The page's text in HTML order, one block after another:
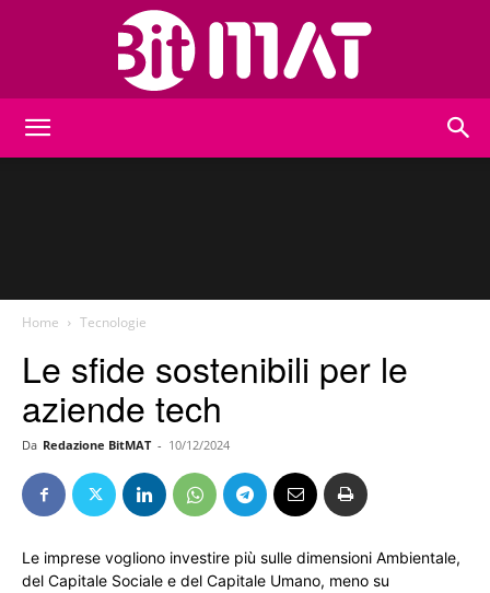
Home Tecnologie
Le sfide sostenibili per le
aziende tech
Da Redazione BitMAT - 10/12/2024
Le imprese vogliono investire più sulle dimensioni Ambientale,
del Capitale Sociale e del Capitale Umano, meno su